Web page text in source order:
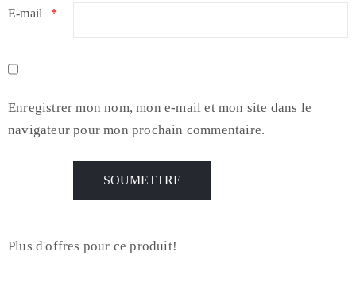
E-mail *
Enregistrer mon nom, mon e-mail et mon site dans le
navigateur pour mon prochain commentaire.
Plus d'offres pour ce produit!